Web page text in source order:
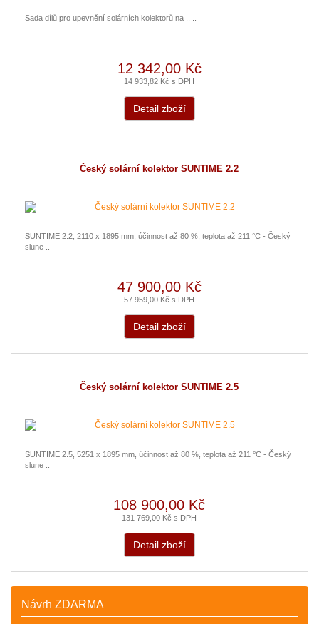
Sada dílů pro upevnění solárních kolektorů na .. ..
12 342,00 Kč
14 933,82 Kč s DPH
Detail zboží
Český solární kolektor SUNTIME 2.2
SUNTIME 2.2, 2110 x 1895 mm, účinnost až 80 %, teplota až 211 °C - Český
slune ..
47 900,00 Kč
57 959,00 Kč s DPH
Detail zboží
Český solární kolektor SUNTIME 2.5
SUNTIME 2.5, 5251 x 1895 mm, účinnost až 80 %, teplota až 211 °C - Český
slune ..
108 900,00 Kč
131 769,00 Kč s DPH
Detail zboží
Návrh ZDARMA